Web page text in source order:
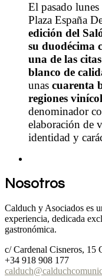
El pasado
Plaza España
edición del
su duodécima
una de las
blanco de
unas cuarenta
regiones
denominador
elaboración de
identidad y
Nosotros
Calduch y Asociados es
experiencia, dedicada
gastronómica.
c/ Cardenal Cisneros, 15
+34 918 908 177